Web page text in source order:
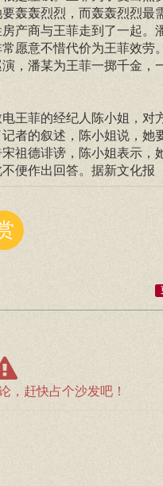
轰轰烈烈，而轰轰烈烈最
产商与王菲走到了一起。
愿意不惜代价为王菲效劳
，潘某为王菲一掷千金，
王菲的经纪人陈小姐，对
者的叙述，陈小姐说，她
祖德诽谤，陈小姐表示，
便作出回答。据新文化报
，赶快占个沙发吧！